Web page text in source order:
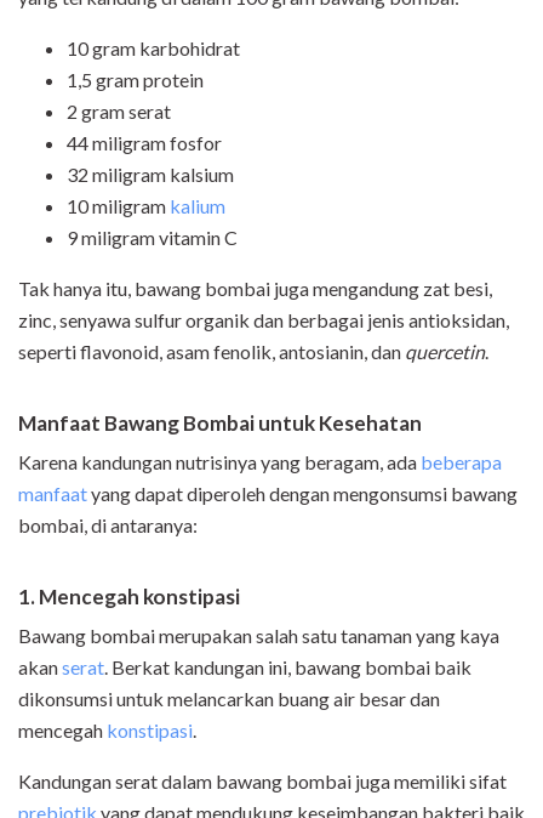
10 gram karbohidrat
1,5 gram protein
2 gram serat
44 miligram fosfor
32 miligram kalsium
10 miligram kalium
9 miligram vitamin C
Tak hanya itu, bawang bombai juga mengandung zat besi,
zinc, senyawa sulfur organik dan berbagai jenis antioksidan,
seperti flavonoid, asam fenolik, antosianin, dan quercetin.
Manfaat Bawang Bombai untuk Kesehatan
Karena kandungan nutrisinya yang beragam, ada beberapa
manfaatyang dapat diperoleh dengan mengonsumsi bawang
bombai, di antaranya:
1. Mencegah konstipasi
Bawang bombai merupakan salah satu tanaman yang kaya
akanserat. Berkat kandungan ini, bawang bombai baik
dikonsumsi untuk melancarkan buang air besar dan
mencegah konstipasi.
Kandungan serat dalam bawang bombai juga memiliki sifat
prebiotik yang dapat mendukung keseimbangan bakteri baik